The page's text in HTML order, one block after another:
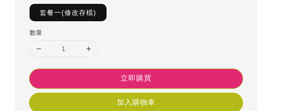
套餐一(修改存檔)
數量
立即購買
加入購物車